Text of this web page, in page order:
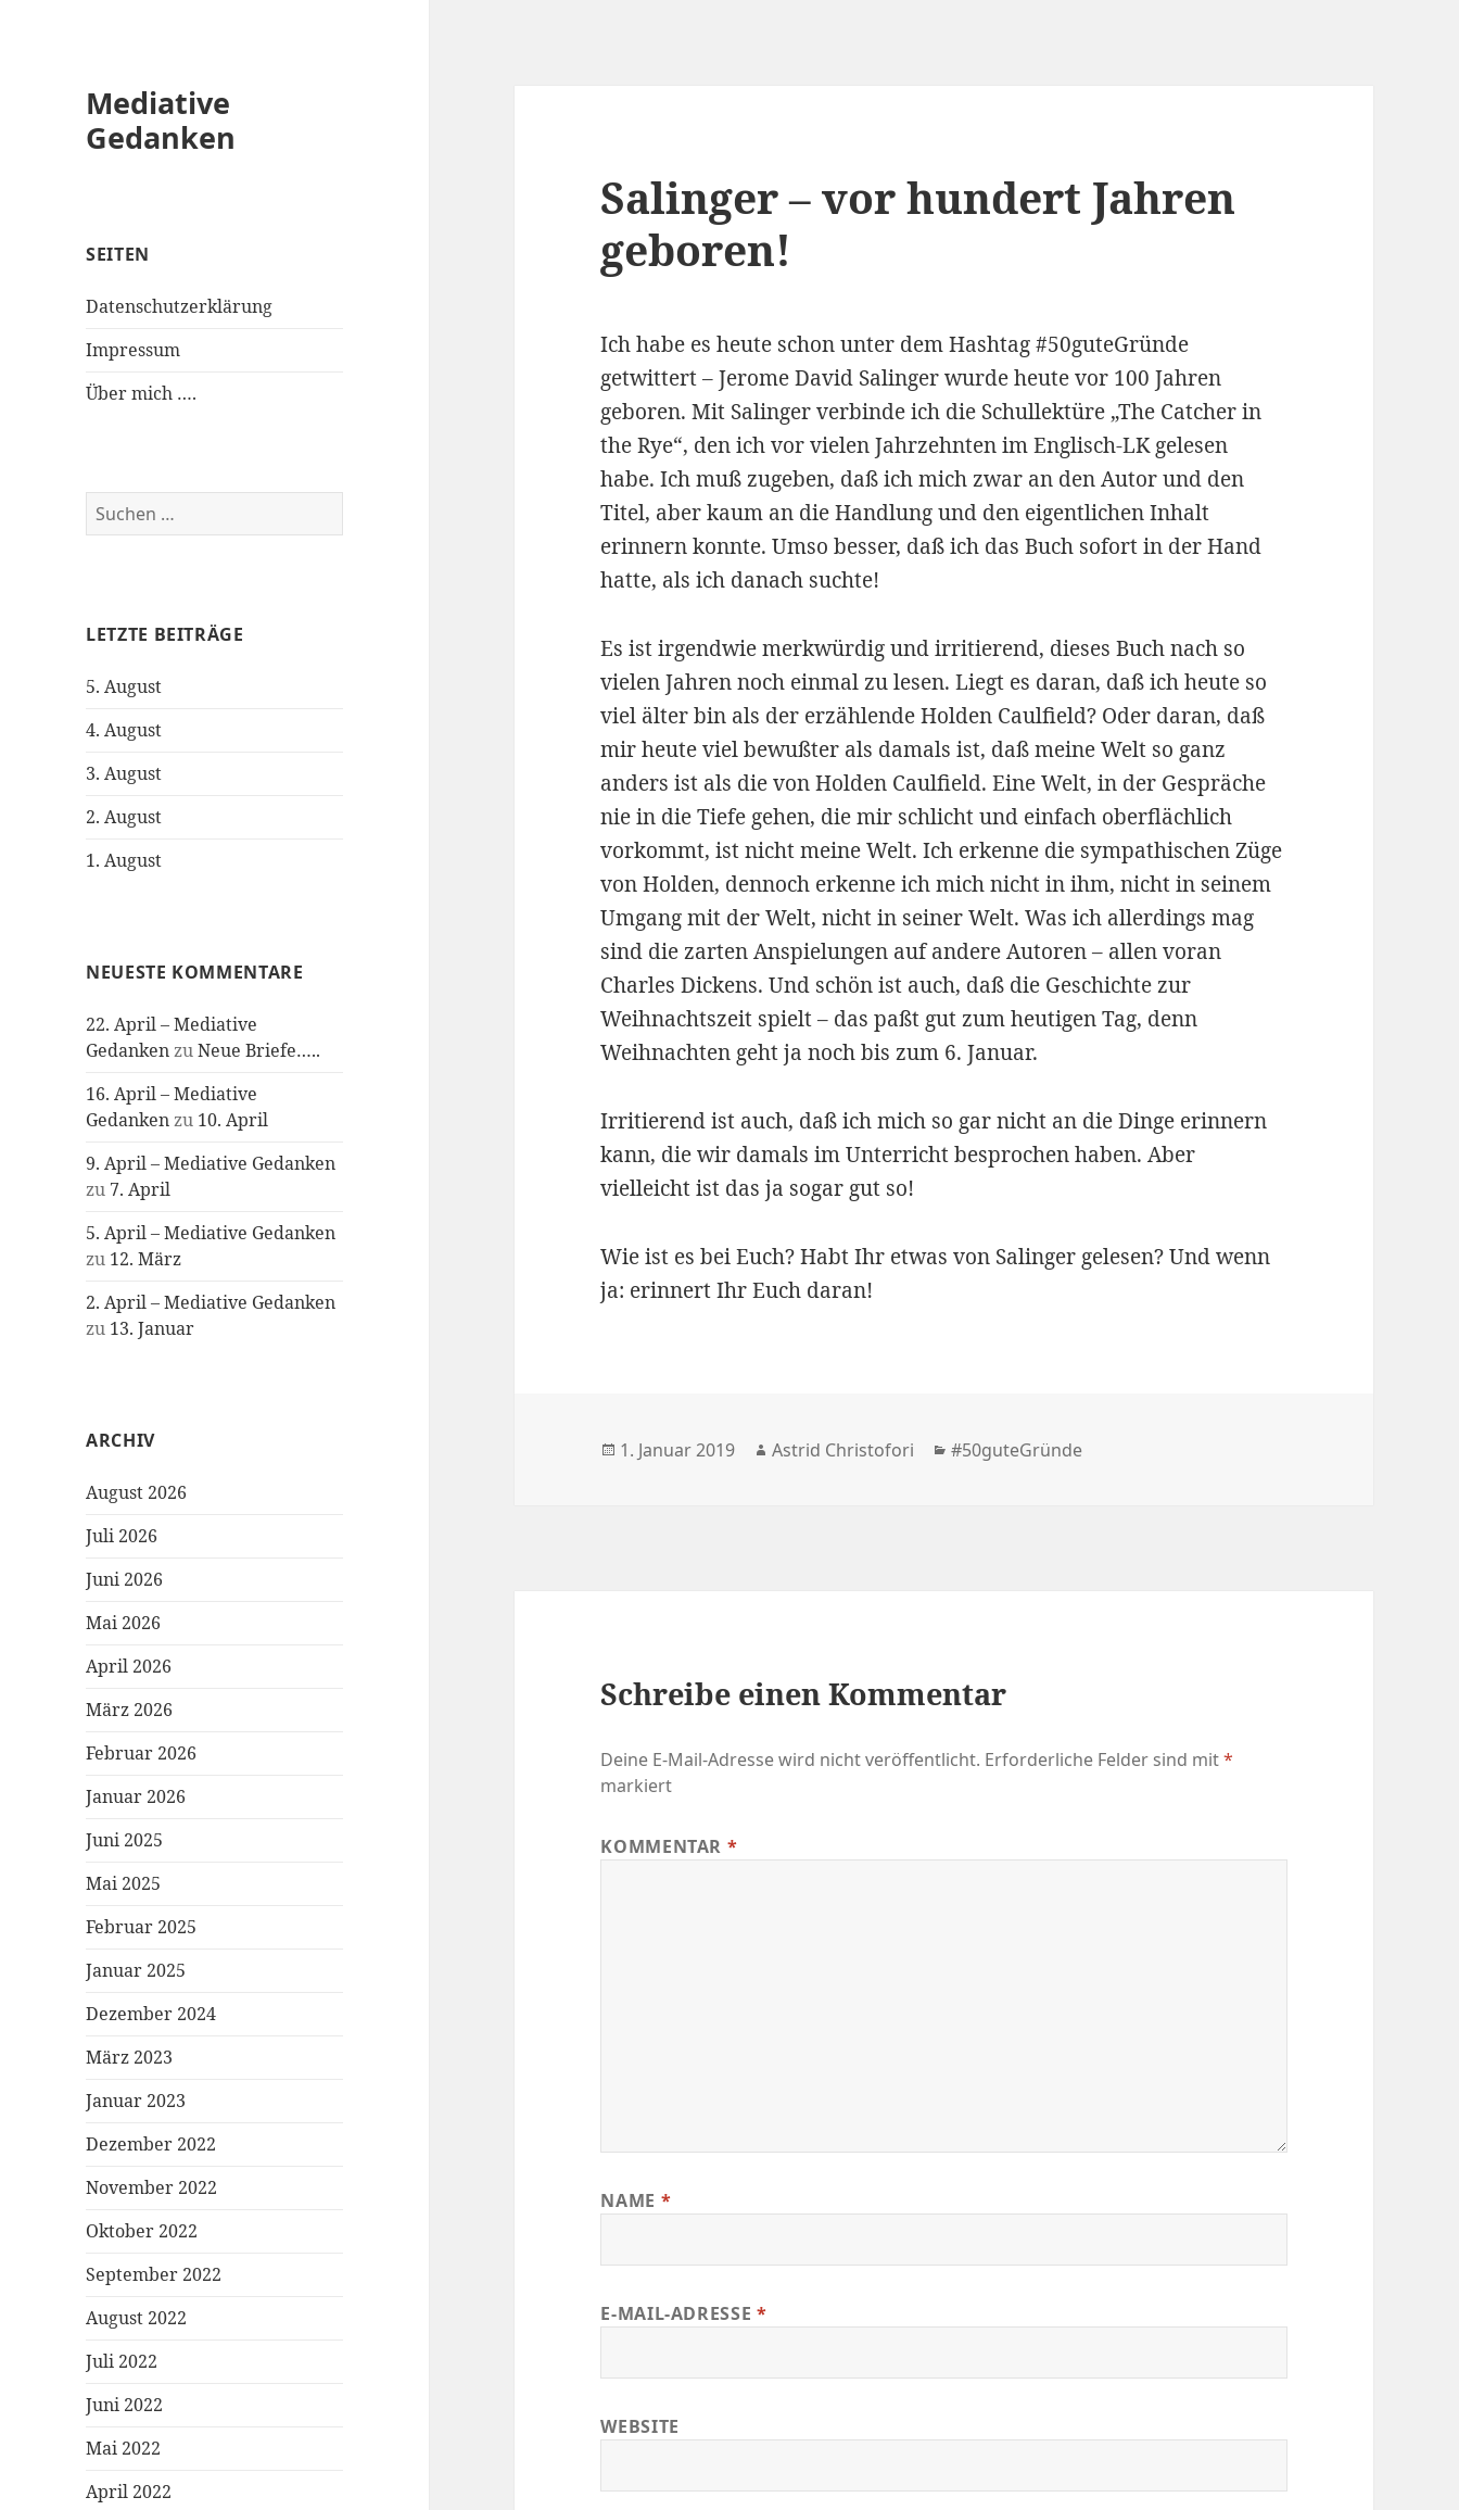
Mediative
Gedanken
SEITEN
Datenschutzerklärung
Impressum
Über mich ….
u
n
a
h
:
LETZTE BEITRÄGE
5. August
4. August
3. August
2. August
1. August
NEUESTE KOMMENTARE
22. April – Mediative
GedankenzuNeue Briefe…..
16. April – Mediative
Gedankenzu 10. April
9. April – Mediative Gedanken
zu 7. April
5. April – Mediative Gedanken
zu 12. März
2. April – Mediative Gedanken
zu 13. Januar
ARCHIV
August 2026
Juli 2026
Juni 2026
Mai 2026
April 2026
März 2026
Februar 2026
Januar 2026
Juni 2025
Mai 2025
Februar 2025
Januar 2025
Dezember 2024
März 2023
Januar 2023
Dezember 2022
November 2022
Oktober 2022
September 2022
August 2022
Juli 2022
Juni 2022
Mai 2022
April 2022
Salinger – vor hundert Jahren
geboren!
Ich habe es heute schon unter dem Hashtag #50guteGründe
getwittert – Jerome David Salinger wurde heute vor 100 Jahren
geboren. Mit Salinger verbinde ich die Schullektüre „The Catcher in
the Rye“, den ich vor vielen Jahrzehnten im Englisch-LK gelesen
habe. Ich muß zugeben, daß ich mich zwar an den Autor und den
Titel, aber kaum an die Handlung und den eigentlichen Inhalt
erinnern konnte. Umso besser, daß ich das Buch sofort in der Hand
hatte, als ich danach suchte!
Es ist irgendwie merkwürdig und irritierend, dieses Buch nach so
vielen Jahren noch einmal zu lesen. Liegt es daran, daß ich heute so
viel älter bin als der erzählende Holden Caulfield? Oder daran, daß
mir heute viel bewußter als damals ist, daß meine Welt so ganz
anders ist als die von Holden Caulfield. Eine Welt, in der Gespräche
nie in die Tiefe gehen, die mir schlicht und einfach oberflächlich
vorkommt, ist nicht meine Welt. Ich erkenne die sympathischen Züge
von Holden, dennoch erkenne ich mich nicht in ihm, nicht in seinem
Umgang mit der Welt, nicht in seiner Welt. Was ich allerdings mag
sind die zarten Anspielungen auf andere Autoren – allen voran
Charles Dickens. Und schön ist auch, daß die Geschichte zur
Weihnachtszeit spielt – das paßt gut zum heutigen Tag, denn
Weihnachten geht ja noch bis zum 6. Januar.
Irritierend ist auch, daß ich mich so gar nicht an die Dinge erinnern
kann, die wir damals im Unterricht besprochen haben. Aber
vielleicht ist das ja sogar gut so!
Wie ist es bei Euch? Habt Ihr etwas von Salinger gelesen? Und wenn
ja: erinnert Ihr Euch daran!
Veröffentlicht
1. Januar 2019 Autor
Astrid Christofori Kategorien
#50guteGründe
Schreibe einen Kommentar
Deine E-Mail-Adresse wird nicht veröffentlicht. Erforderliche Felder sind mit*
markiert
KOMMENTAR *
NAME *
E-MAIL-ADRESSE *
WEBSITE